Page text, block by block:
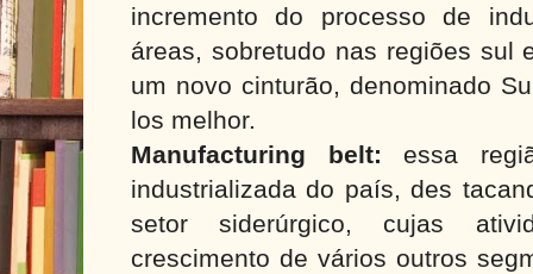
incremento do processo de
áreas, sobretudo nas regiões sul
um novo cinturão, denominado
los melhor.
Manufacturing belt: essa
industrializada do país, des
setor siderúrgico, cujas
crescimento de vários outros